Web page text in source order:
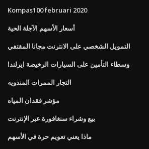
Kompas100 februari 2020
أسعار الأسهم الآجلة الحية
التمويل الشخصي على الانترنت مجانا المقتفي
وسطاء التأمين على السيارات الرخيصة ايرلندا
التجار الممرات المندويه
مؤشر فقدان المياه
بيع وشراء سنغافورة عبر الإنترنت
ماذا يعني تعويم حرة في الأسهم